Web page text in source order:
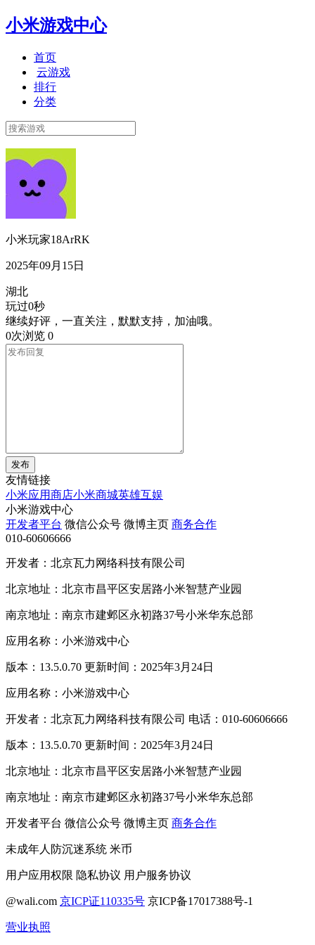
小米游戏中心
首页
云游戏
排行
分类
小米玩家18ArRK
2025年09月15日
湖北
玩过0秒
继续好评，一直关注，默默支持，加油哦。
0次浏览 0
发布
友情链接
小米应用商店小米商城英雄互娱
小米游戏中心
开发者平台 微信公众号 微博主页 商务合作
010-60606666
开发者：北京瓦力网络科技有限公司
北京地址：北京市昌平区安居路小米智慧产业园
南京地址：南京市建邺区永初路37号小米华东总部
应用名称：小米游戏中心
版本：13.5.0.70 更新时间：2025年3月24日
应用名称：小米游戏中心
开发者：北京瓦力网络科技有限公司 电话：010-60606666
版本：13.5.0.70 更新时间：2025年3月24日
北京地址：北京市昌平区安居路小米智慧产业园
南京地址：南京市建邺区永初路37号小米华东总部
开发者平台 微信公众号 微博主页 商务合作
未成年人防沉迷系统 米币
用户应用权限 隐私协议 用户服务协议
@wali.com 京ICP证110335号 京ICP备17017388号-1
营业执照